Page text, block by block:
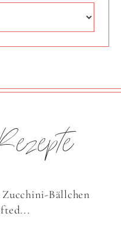
Zucchini-Bällchen